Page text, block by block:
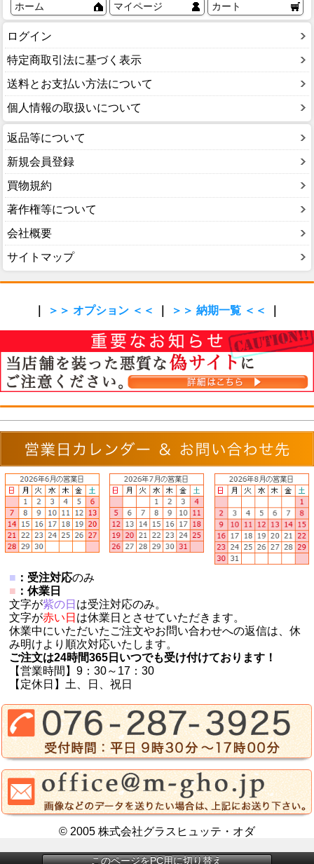
ホーム マイページ カート
ログイン
特定商取引法に基づく表示
送料とお支払い方法について
個人情報の取扱いについて
返品等について
新規会員登録
買物規約
著作権等について
会社概要
サイトマップ
＞＞ オプション ＜＜ ＞＞ 納期一覧 ＜＜
■ ：受注対応のみ
■ ：休業日
文字が紫の日 は受注対応のみ。
文字が赤い日 は休業日とさせていただきます。
休業中にいただいたご注文やお問い合わせへの返信は、休
み明けより順次対応いたします。
ご注文は24時間365日いつでも受け付けております！
【営業時間】9：30～17：30
【定休日】土、日、祝日
© 2005 株式会社グラスヒュッテ・オダ
このページをPC用に切り替え